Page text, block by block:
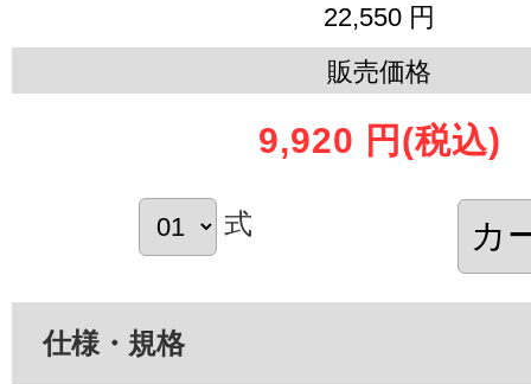
22,550 円
販売価格
9,920 円 (税込)
式
仕様・規格